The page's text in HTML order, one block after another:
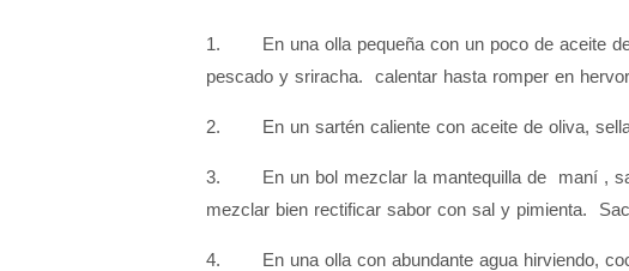
1. En una olla pequeña con un poco de aceite de
pescado y sriracha. calentar hasta romper en
2. En un sartén caliente con aceite de oliva,
3. En un bol mezclar la mantequilla de maní ,
mezclar bien rectificar sabor con sal y pimienta.
4. En una olla con abundante agua hirviendo,